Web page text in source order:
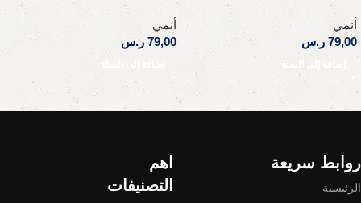
أنمي
79,00 ر.س
إضافة إلى السلة
أنمي
79,00 ر.س
إضافة إلى السلة
روابط سريعة
الرئيسية
اهم
التصنيفات